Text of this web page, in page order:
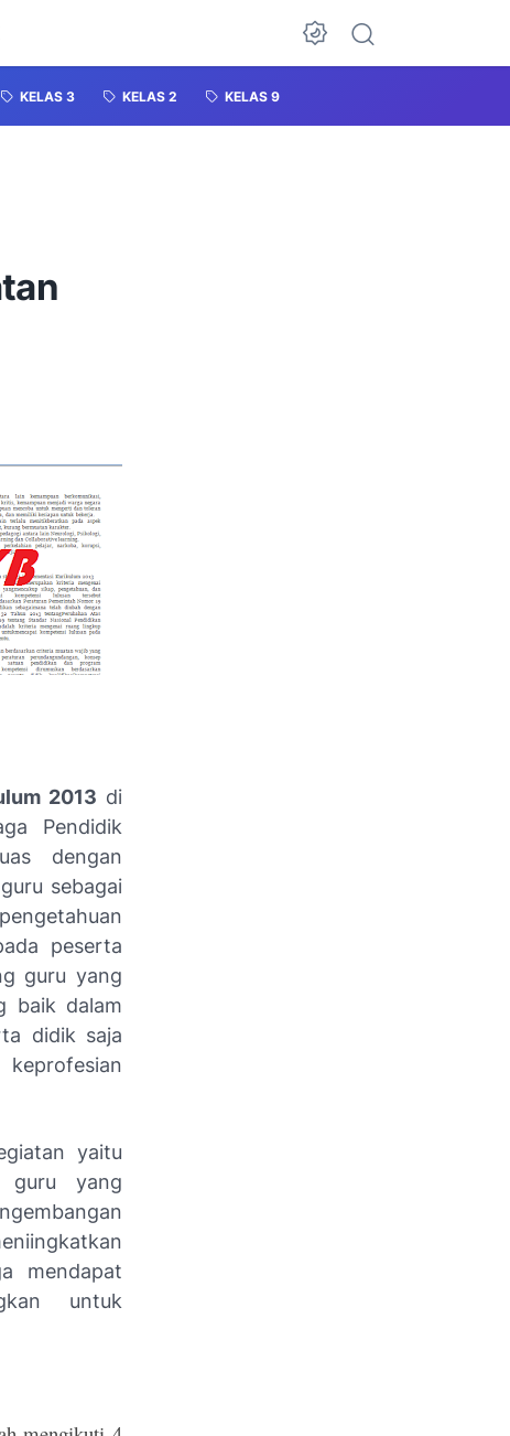
KELAS 3 KELAS 2 KELAS 9
2013 di
Pendidik
dengan
sebagai
peserta
guru yang
baik dalam
didik saja
yaitu
guru yang
mendapat
untuk